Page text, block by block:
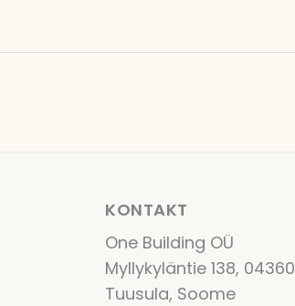
KONTAKT
One Building OÜ
Myllykyläntie 138, 04360
Tuusula, Soome